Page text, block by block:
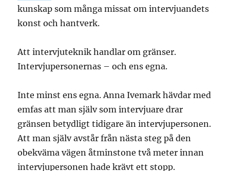
kunskap som många missat om intervjuandets
konst och hantverk.
Att intervjuteknik handlar om gränser.
Intervjupersonernas – och ens egna.
Inte minst ens egna. Anna Ivemark hävdar med
emfas att man själv som intervjuare drar
gränsen betydligt tidigare än intervjupersonen.
Att man själv avstår från nästa steg på den
obekväma vägen åtminstone två meter innan
intervjupersonen hade krävt ett stopp.